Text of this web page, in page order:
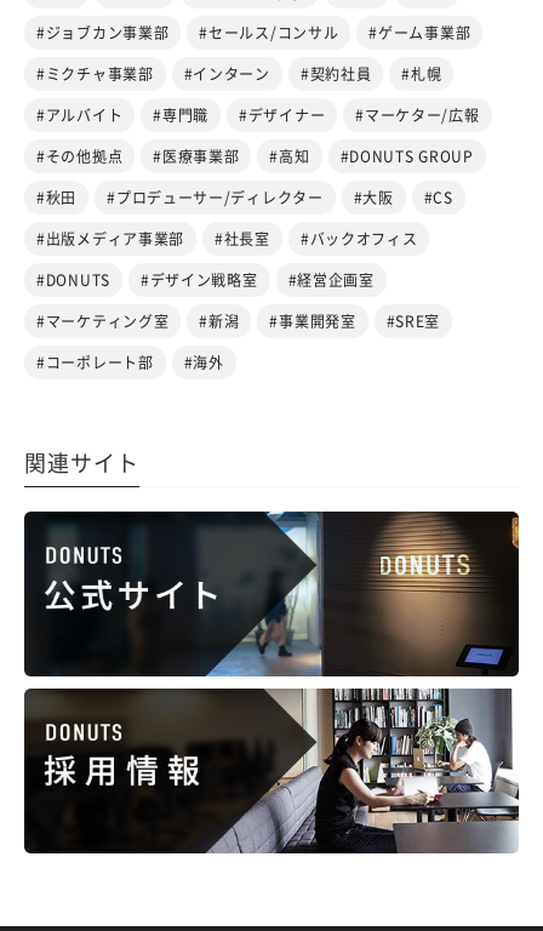
#ジョブカン事業部 #セールス/コンサル #ゲーム事業部
#ミクチャ事業部 #インターン #契約社員 #札幌
#アルバイト #専門職 #デザイナー #マーケター/広報
#その他拠点 #医療事業部 #高知 #DONUTS GROUP
#秋田 #プロデューサー/ディレクター #大阪 #CS
#出版メディア事業部 #社長室 #バックオフィス
#DONUTS #デザイン戦略室 #経営企画室
#マーケティング室 #新潟 #事業開発室 #SRE室
#コーポレート部 #海外
関連サイト